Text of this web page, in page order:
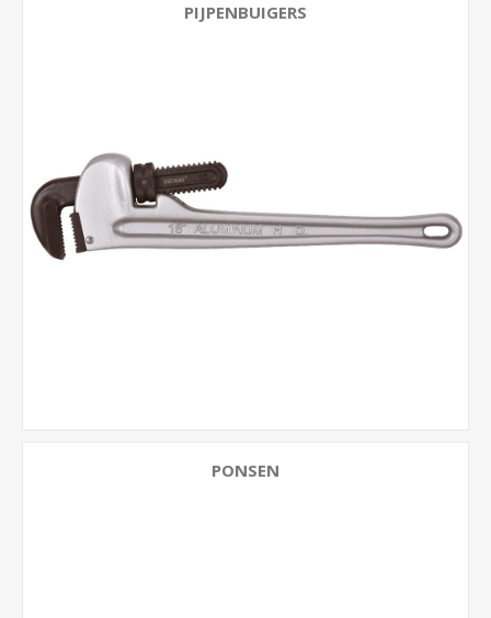
PIJPENBUIGERS
PONSEN